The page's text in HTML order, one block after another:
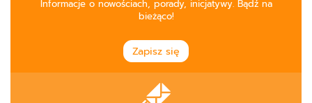
Informacje o nowościach, porady, inicjatywy. Bądź na
bieżąco!
Zapisz się